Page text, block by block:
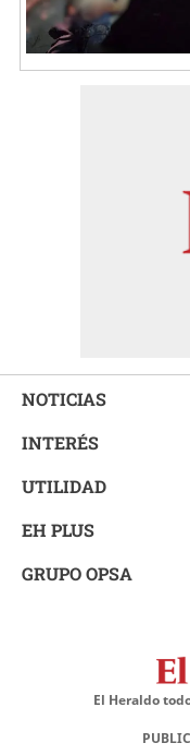
NOTICIAS
INTERÉS
UTILIDAD
EH PLUS
GRUPO OPSA
El Heraldo